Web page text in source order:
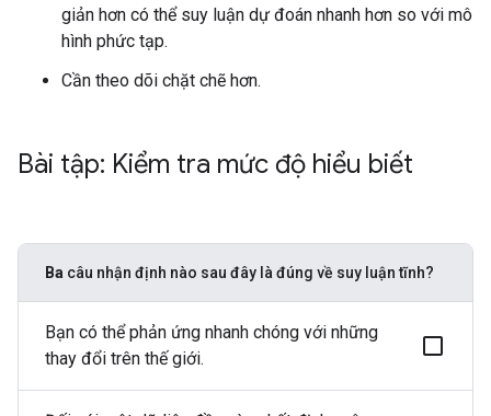
giản hơn có thể suy luận dự đoán nhanh hơn so với mô
hình phức tạp.
Cần theo dõi chặt chẽ hơn.
Bài tập: Kiểm tra mức độ hiểu biết
Ba câu nhận định nào sau đây là đúng về suy luận tĩnh?
Bạn có thể phản ứng nhanh chóng với những
thay đổi trên thế giới.